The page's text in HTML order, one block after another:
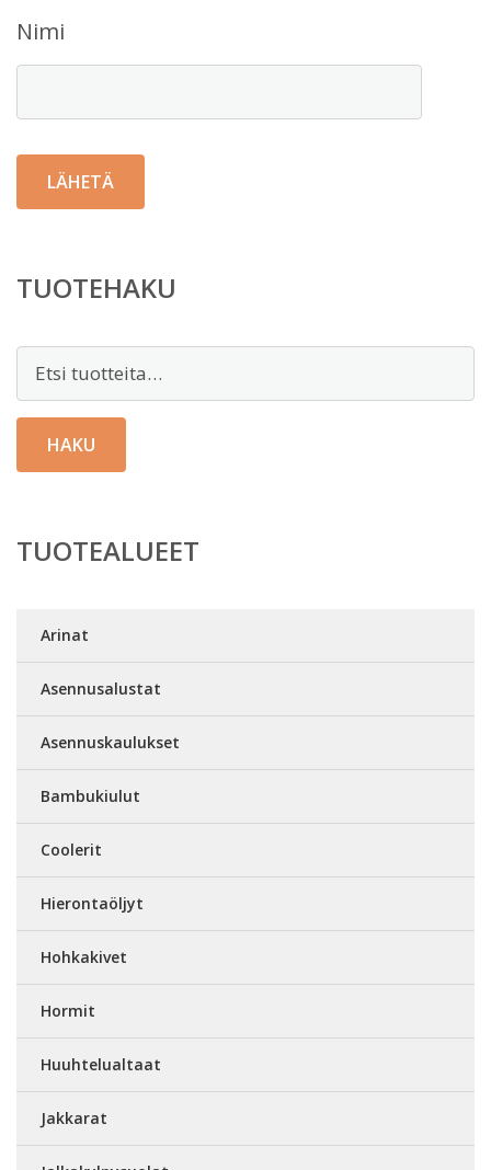
Nimi
TUOTEHAKU
Etsi:
HAKU
TUOTEALUEET
Arinat
Asennusalustat
Asennuskaulukset
Bambukiulut
Coolerit
Hierontaöljyt
Hohkakivet
Hormit
Huuhtelualtaat
Jakkarat